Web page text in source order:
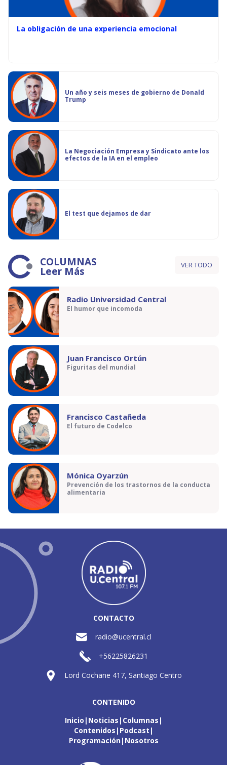
La obligación de una experiencia emocional
Un año y seis meses de gobierno de Donald
Trump
La Negociación Empresa y Sindicato ante los
efectos de la IA en el empleo
El test que dejamos de dar
COLUMNAS
Leer Más VER TODO
Radio Universidad Central
El humor que incomoda
Juan Francisco Ortún
Figuritas del mundial
Francisco Castañeda
El futuro de Codelco
Mónica Oyarzún
Prevención de los trastornos de la conducta
alimentaria
CONTACTO
radio@ucentral.cl
+56225826231
Lord Cochane 417, Santiago Centro
CONTENIDO
Inicio Noticias Columnas
Contenidos Podcast
Programación Nosotros